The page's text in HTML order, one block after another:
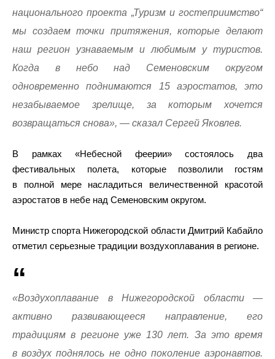
национального проекта „Туризм и гостеприимство“
мы создаем точки притяжения, которые делают
наш регион узнаваемым и любимым у туристов.
Когда в небо над Семеновским округом
одновременно поднимаются 15 аэростатов, это
незабываемое зрелище, за которым хочется
возвращаться снова», — сказал Сергей Яковлев.
В рамках «Небесной феерии» состоялось два
фестивальных полета, которые позволили гостям
в полной мере насладиться величественной красотой
аэростатов в небе над Семеновским округом.
Министр спорта Нижегородской области Дмитрий Кабайло
отметил серьезные традиции воздухоплавания в регионе.
«Воздухоплавание в Нижегородской области —
активно развивающееся направление, его
традициям в регионе уже 130 лет. За это время
в воздух поднялось не одно поколение аэронавтов.